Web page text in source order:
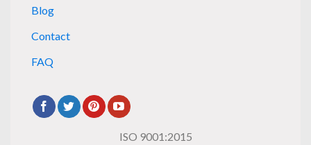
Blog
Contact
FAQ
ISO 9001:2015